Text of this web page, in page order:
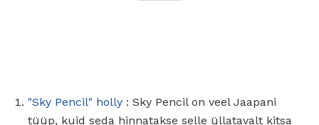
"Sky Pencil" holly : Sky Pencil on veel Jaapani
tüüp, kuid seda hinnatakse selle üllatavalt kitsa